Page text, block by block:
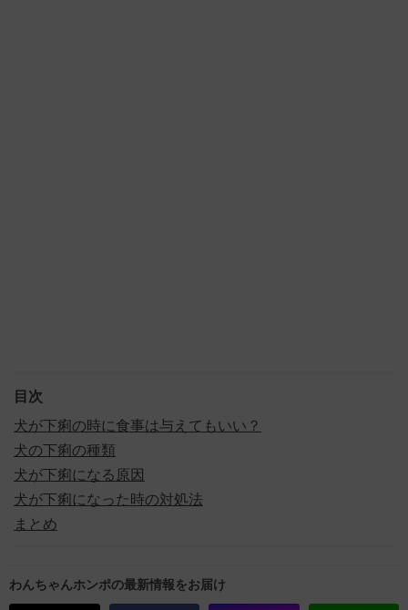
目次
犬が下痢の時に食事は与えてもいい？
犬の下痢の種類
犬が下痢になる原因
犬が下痢になった時の対処法
まとめ
わんちゃんホンポの最新情報をお届け